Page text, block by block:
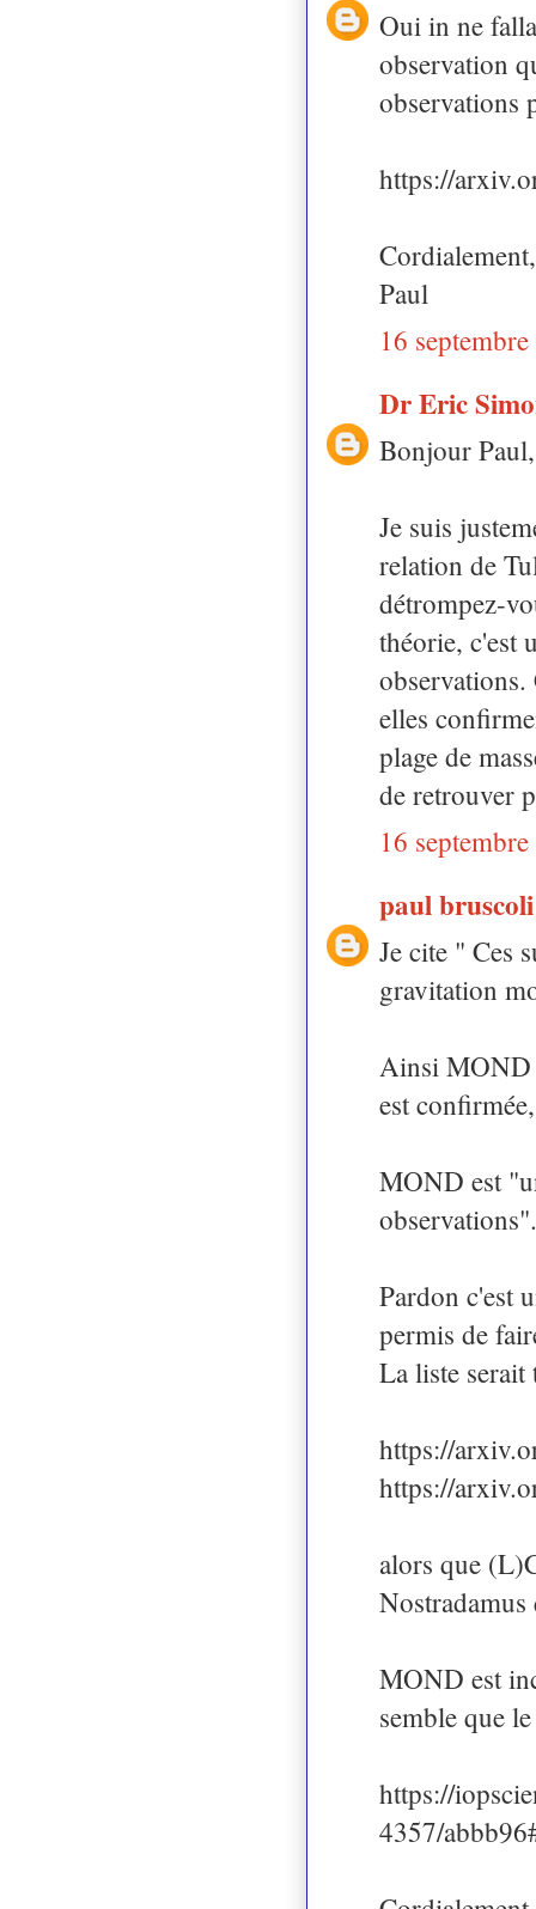
Oui in ne
observation
observations
https://
Cordialement,
Paul
16
Dr Eric
Bonjour Paul,
Je suis
relation de
détrompez-
théorie, c'est
elles
plage de
de retrouver
16
paul
Je cite " Ces
gravitation
Ainsi MOND
est
MOND est
observations".
Pardon c'est
permis de
La liste
https://
https://
alors que
MOND est
semble que
https://
4357/